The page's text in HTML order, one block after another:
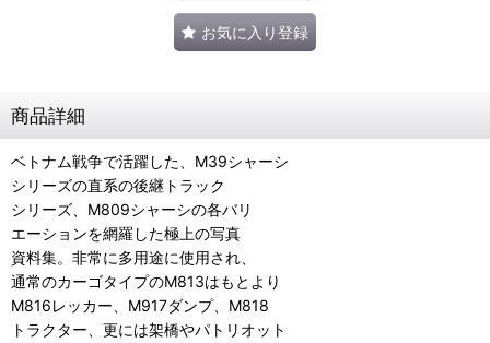
お気に入り登録
商品詳細
ベトナム戦争で活躍した、M39シャーシ
シリーズの直系の後継トラック
シリーズ、M809シャーシの各バリ
エーションを網羅した極上の写真
資料集。非常に多用途に使用され、
通常のカーゴタイプのM813はもとより
M816レッカー、M917ダンプ、M818
トラクター、更には架橋やパトリオット